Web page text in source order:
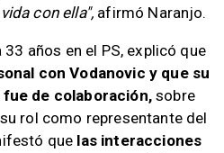
con ella", afirmó Naranjo.
años en el PS, explicó que
con Vodanovic y que su
de colaboración,sobre
rol como representante del
que las interacciones